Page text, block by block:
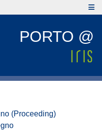
PORTO @
(Proceeding)